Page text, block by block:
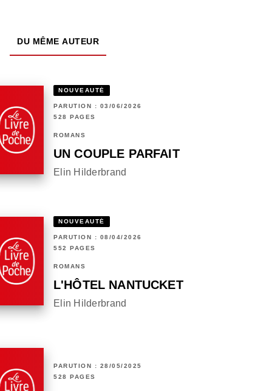
DU MÊME AUTEUR
NOUVEAUTÉ
PARUTION : 03/06/2026
528 PAGES
ROMANS
UN COUPLE PARFAIT
Elin Hilderbrand
NOUVEAUTÉ
PARUTION : 08/04/2026
552 PAGES
ROMANS
L'HÔTEL NANTUCKET
Elin Hilderbrand
PARUTION : 28/05/2025
528 PAGES